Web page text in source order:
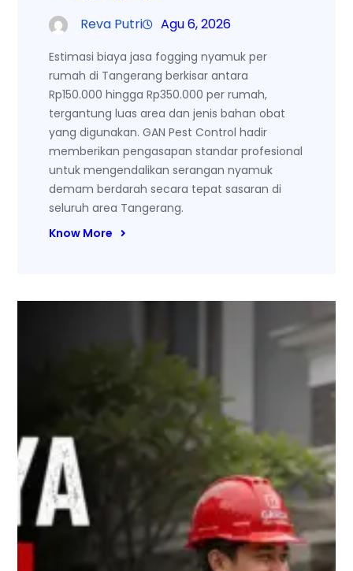
Reva Putri Agu 6, 2026
Estimasi biaya jasa fogging nyamuk per
rumah di Tangerang berkisar antara
Rp150.000 hingga Rp350.000 per rumah,
tergantung luas area dan jenis bahan obat
yang digunakan. GAN Pest Control hadir
memberikan pengasapan standar profesional
untuk mengendalikan serangan nyamuk
demam berdarah secara tepat sasaran di
seluruh area Tangerang.
Know More